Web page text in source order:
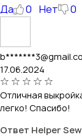
Да 0 Нет 0
17.06.2024
Отличная
легко! Спасибо!
Ответ Helper Sew